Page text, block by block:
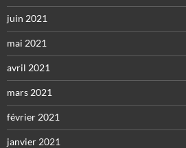
juin 2021
mai 2021
avril 2021
mars 2021
février 2021
janvier 2021